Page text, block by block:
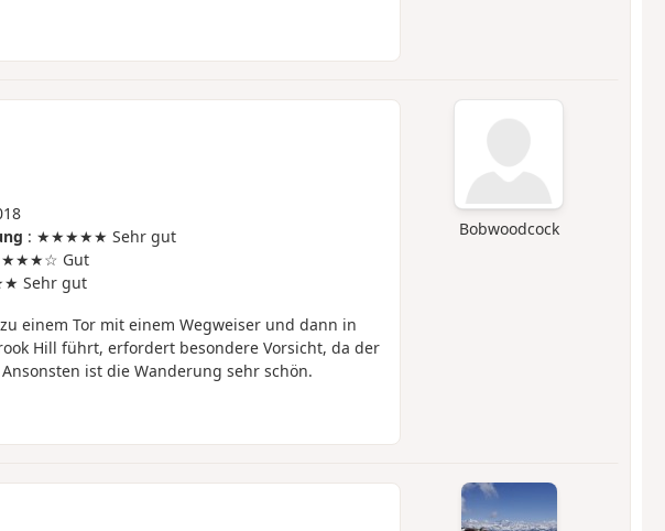
Bobwoodcock
: ★★★★★ Sehr gut
Gut
Sehr gut
einem Tor mit einem Wegweiser und dann in
Hill führt, erfordert besondere Vorsicht, da der
ist die Wanderung sehr schön.